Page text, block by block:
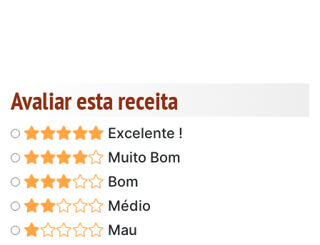
Avaliar esta receita
Excelente !
Muito Bom
Bom
Médio
Mau